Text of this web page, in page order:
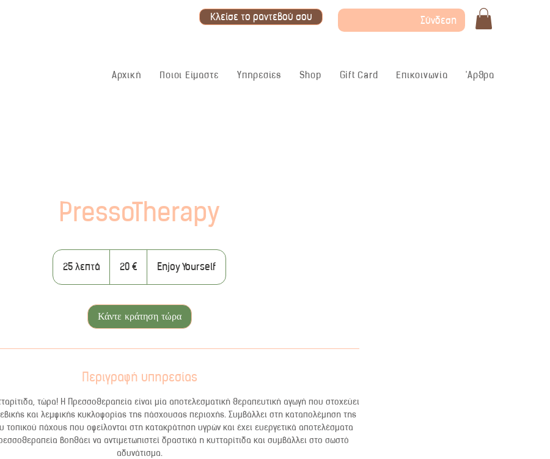
Κλείσε το ραντεβού σου Σύνδεση
Αρχική Ποιοι Είμαστε Υπηρεσίες Shop Gift Card Επικοινωνία 'Αρθρα
PressoTherapy
25 λεπτά
5
ε
π
20 € Enjoy Yourself
Κάντε κράτηση τώρα
Περιγραφή υπηρεσίας
τώρα! Η Πρεσσοθεραπεία είναι μία αποτελεσματική θεραπευτική αγωγή που στοχεύει
και λεμφικής κυκλοφορίας της πάσχουσας περιοχής. Συμβάλλει στη καταπολέμηση της
τοπικού πάχους που οφείλονται στη κατακράτηση υγρών και έχει ευεργετικά αποτελέσματα
βοηθάει να αντιμετωπιστεί δραστικά η κυτταρίτιδα και συμβάλλει στο σωστό
αδυνάτισμα.